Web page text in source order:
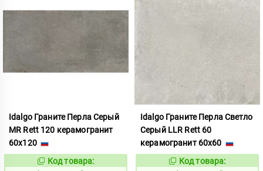
Idalgo Граните Перла Серый
MR Rett 120 керамогранит
60x120
828720
Код товара:
Idalgo Граните Перла Светло
Серый LLR Rett 60
керамогранит 60x60
828713
Код товара: